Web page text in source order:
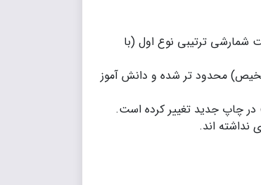
شمارشی ترتیبی نوع اول (با
محدود تر شده و دانش‌ آموز
در چاپ جدید تغییر کرده است.
نداشته‌ اند.